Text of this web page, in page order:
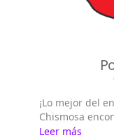
¡Lo mejor del
Chismosa
colombianos
Leer más